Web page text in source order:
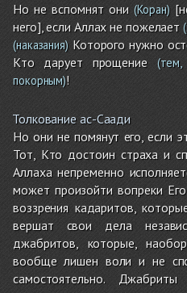
Но не вспомнят они(Коран)
него], если Аллах не пожелает
(наказания)Которого нужно
Кто дарует прощение(тем,
покорным)!
Толкование ас-Саади
Но они не помянут его, если
Тот, Кто достоин страха и
Аллаха непременно
может произойти вопреки
воззрения кадаритов,
вершат свои дела
джабритов, которые,
вообще лишен воли и не
самостоятельно.